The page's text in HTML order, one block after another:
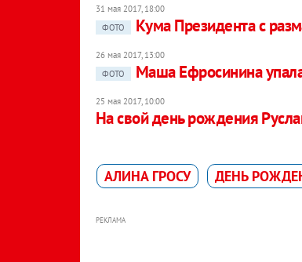
31 мая 2017, 18:00
ФОТО
Кума Президента с
26 мая 2017, 13:00
ФОТО
Маша Ефросинина
25 мая 2017, 10:00
На свой день рождения
АЛИНА ГРОСУ ДЕНЬ
РЕКЛАМА